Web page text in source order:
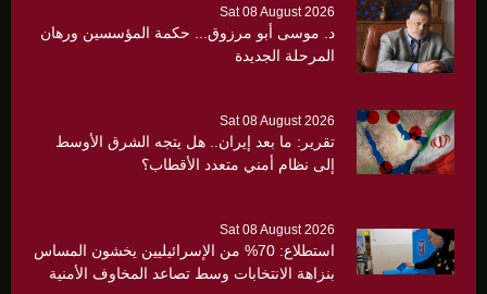
Sat 08 August 2026
د. موسى أبو مرزوق... حكمة المؤسسين ورهان
المرحلة الجديدة
Sat 08 August 2026
تقرير: ما بعد إيران.. هل يتجه الشرق الأوسط
إلى نظام أمني متعدد الأقطاب؟
Sat 08 August 2026
استطلاع: 70% من الإسرائيليين يخشون المساس
بنزاهة الانتخابات وسط تصاعد المخاوف الأمنية